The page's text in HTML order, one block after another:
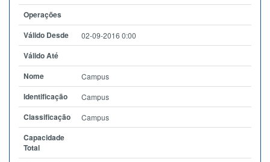
Operações
Válido Desde
02-09-2016 0:00
Válido Até
Nome
Campus
Identificação Campus
Classificação Campus
Capacidade
Total